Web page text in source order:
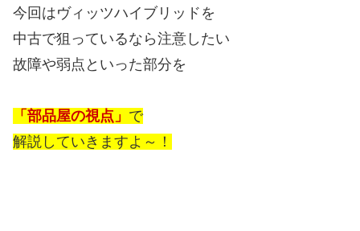
今回はヴィッツハイブリッドを
中古で狙っているなら注意したい
故障や弱点といった部分を
「部品屋の視点」 で
解説していきますよ～！